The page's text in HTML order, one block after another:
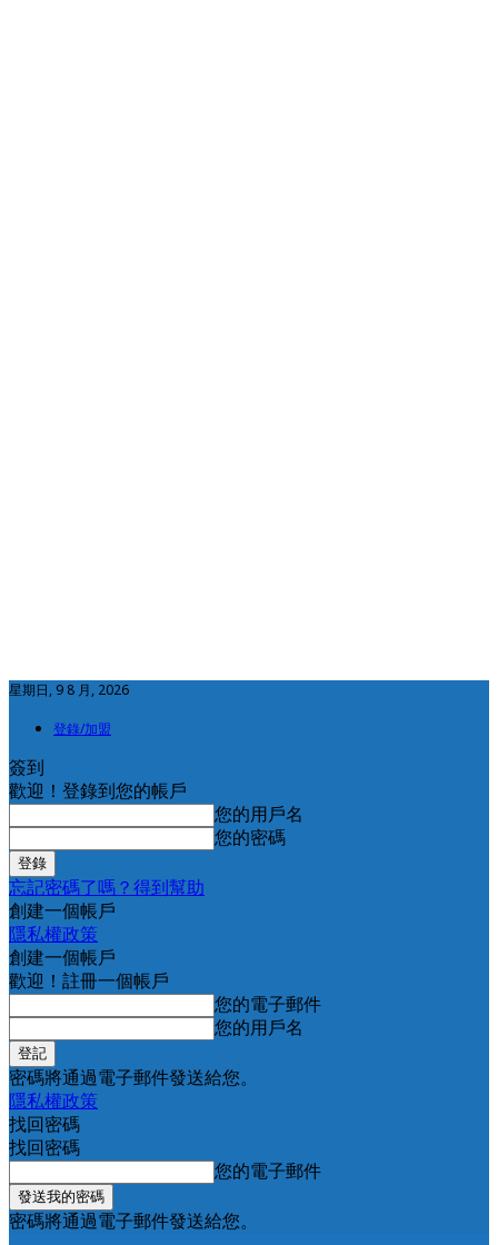
星期日, 9 8 月, 2026
登錄/加盟
簽到
歡迎！登錄到您的帳戶
您的用戶名
您的密碼
忘記密碼了嗎？得到幫助
創建一個帳戶
隱私權政策
創建一個帳戶
歡迎！註冊一個帳戶
您的電子郵件
您的用戶名
密碼將通過電子郵件發送給您。
隱私權政策
找回密碼
找回密碼
您的電子郵件
密碼將通過電子郵件發送給您。